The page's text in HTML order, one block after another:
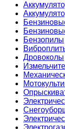
Бензопилы
Дровоколы